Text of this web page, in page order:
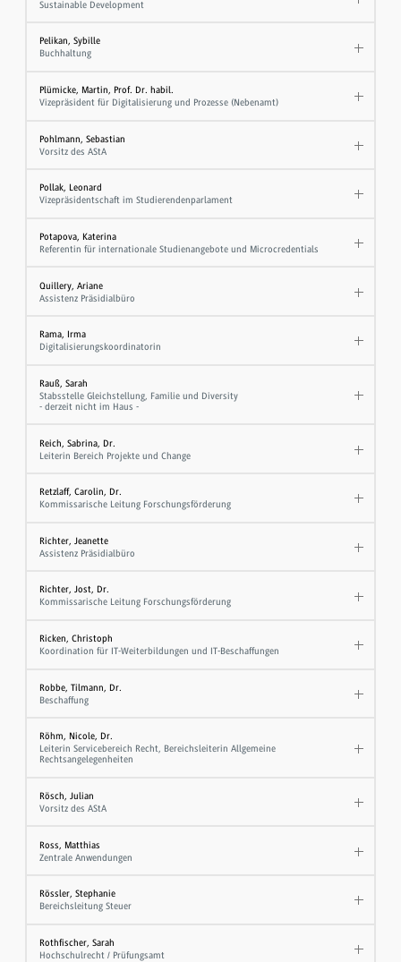
Sustainable Development
Pelikan, Sybille
Buchhaltung
Plümicke, Martin, Prof. Dr. habil.
Vizepräsident für Digitalisierung und Prozesse (Nebenamt)
Pohlmann, Sebastian
Vorsitz des AStA
Pollak, Leonard
Vizepräsidentschaft im Studierendenparlament
Potapova, Katerina
Referentin für internationale Studienangebote und Microcredentials
Quillery, Ariane
Assistenz Präsidialbüro
Rama, Irma
Digitalisierungskoordinatorin
Rauß, Sarah
Stabsstelle Gleichstellung, Familie und Diversity
- derzeit nicht im Haus -
Reich, Sabrina, Dr.
Leiterin Bereich Projekte und Change
Retzlaff, Carolin, Dr.
Kommissarische Leitung Forschungsförderung
Richter, Jeanette
Assistenz Präsidialbüro
Richter, Jost, Dr.
Kommissarische Leitung Forschungsförderung
Ricken, Christoph
Koordination für IT-Weiterbildungen und IT-Beschaffungen
Robbe, Tilmann, Dr.
Beschaffung
Röhm, Nicole, Dr.
Leiterin Servicebereich Recht, Bereichsleiterin Allgemeine
Rechtsangelegenheiten
Rösch, Julian
Vorsitz des AStA
Ross, Matthias
Zentrale Anwendungen
Rössler, Stephanie
Bereichsleitung Steuer
Rothfischer, Sarah
Hochschulrecht / Prüfungsamt